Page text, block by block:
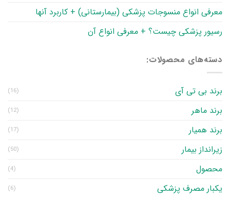
معرفی انواع منسوجات پزشکی (بیمارستانی) + کاربرد آنها
رسیور پزشکی چیست؟ + معرفی انواع آن
دسته‌های محصولات:
برند بی تی آی (16)
برند ماهر (12)
برند همیار (17)
زیرانداز بیمار (50)
محصول (4)
یکبار مصرف پزشکی (6)